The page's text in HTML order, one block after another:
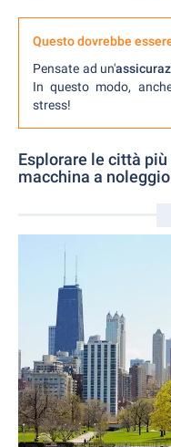
Questo dovrebbe
Pensate ad un'
In questo modo,
stress!
Esplorare le città
macchina a noleggio